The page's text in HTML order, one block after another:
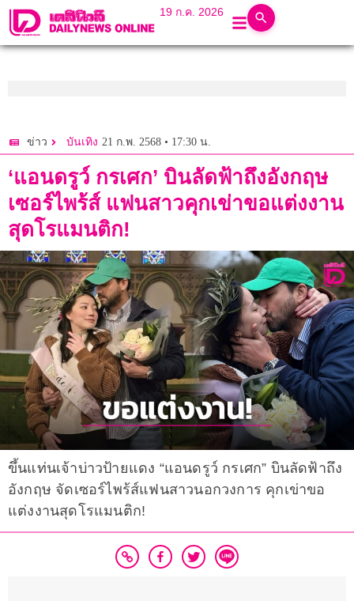
19 ก.ค. 2026
ข่าว บันเทิง 21 ก.พ. 2568 • 17:30 น.
‘แอนดรูว์ กรเศก’ บินลัดฟ้าถึงอังกฤษ
เซอร์ไพร้ส์ แฟนสาวคุกเข่าขอแต่งงาน
สุดโรแมนติก!
ขึ้นแท่นเจ้าบ่าวป้ายแดง “แอนดรูว์ กรเศก” บินลัดฟ้าถึง
อังกฤษ จัดเซอร์ไพร้ส์แฟนสาวนอกวงการ คุกเข่าขอ
แต่งงานสุดโรแมนติก!